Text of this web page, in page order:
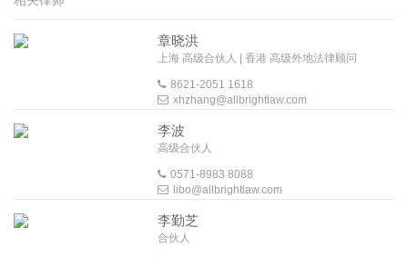
章晓洪
上海 高级合伙人 | 香港 高级外地法律顾问
8621-2051 1618
xhzhang@allbrightlaw.com
李波
高级合伙人
0571-8983 8088
libo@allbrightlaw.com
李勤芝
合伙人